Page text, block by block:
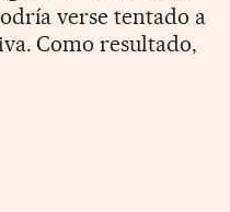
verse tentado a
Como resultado,